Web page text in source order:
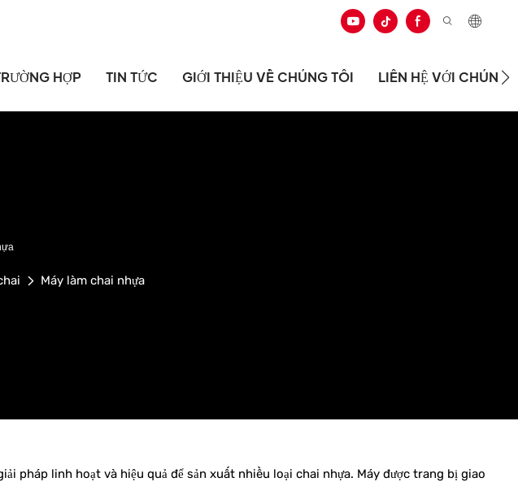
HỢP TIN TỨC GIỚI THIỆU VỀ CHÚNG TÔI LIÊN HỆ VỚI CHÚNG
Máy làm chai nhựa
pháp linh hoạt và hiệu quả để sản xuất nhiều loại chai nhựa. Máy được trang bị giao